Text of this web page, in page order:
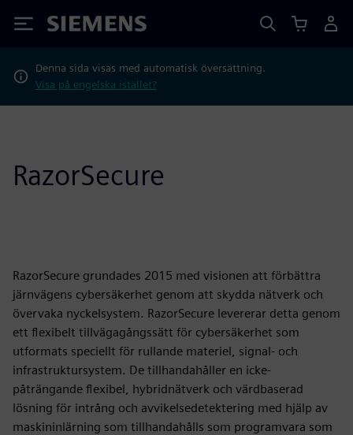
Siemens
Denna sida visas med automatisk översättning.
Visa på engelska istället?
RazorSecure
RazorSecure grundades 2015 med visionen att förbättra
järnvägens cybersäkerhet genom att skydda nätverk och
övervaka nyckelsystem. RazorSecure levererar detta genom
ett flexibelt tillvägagångssätt för cybersäkerhet som
utformats speciellt för rullande materiel, signal- och
infrastruktursystem. De tillhandahåller en icke-
påträngande flexibel, hybridnätverk och värdbaserad
lösning för intrång och avvikelsedetektering med hjälp av
maskininlärning som tillhandahålls som programvara som